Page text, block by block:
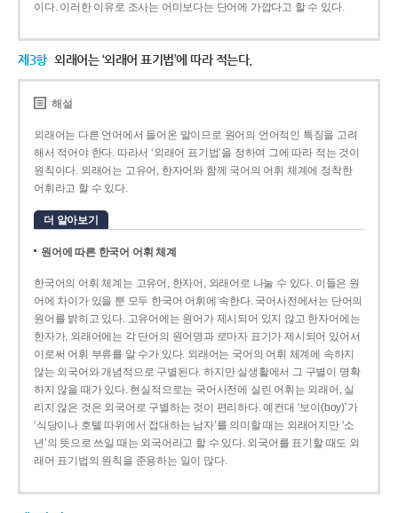
이다. 이러한 이유로 조사는 어미보다는 단어에 가깝다고 할 수 있다.
제3항 외래어는 ‘외래어 표기법’에 따라 적는다.
해설
외래어는 다른 언어에서 들어온 말이므로 원어의 언어적인 특징을 고려
해서 적어야 한다. 따라서 ‘외래어 표기법’을 정하여 그에 따라 적는 것이
원칙이다. 외래어는 고유어, 한자어와 함께 국어의 어휘 체계에 정착한
어휘라고 할 수 있다.
더 알아보기
원어에 따른 한국어 어휘 체계
한국어의 어휘 체계는 고유어, 한자어, 외래어로 나눌 수 있다. 이들은 원
어에 차이가 있을 뿐 모두 한국어 어휘에 속한다. 국어사전에서는 단어의
원어를 밝히고 있다. 고유어에는 원어가 제시되어 있지 않고 한자어에는
한자가, 외래어에는 각 단어의 원어명과 로마자 표기가 제시되어 있어서
이로써 어휘 부류를 알 수가 있다. 외래어는 국어의 어휘 체계에 속하지
않는 외국어와 개념적으로 구별된다. 하지만 실생활에서 그 구별이 명확
하지 않을 때가 있다. 현실적으로는 국어사전에 실린 어휘는 외래어, 실
리지 않은 것은 외국어로 구별하는 것이 편리하다. 예컨대 ‘보이(boy)’가
‘식당이나 호텔 따위에서 접대하는 남자’를 의미할 때는 외래어지만 ‘소
년’의 뜻으로 쓰일 때는 외국어라고 할 수 있다. 외국어를 표기할 때도 외
래어 표기법의 원칙을 준용하는 일이 많다.